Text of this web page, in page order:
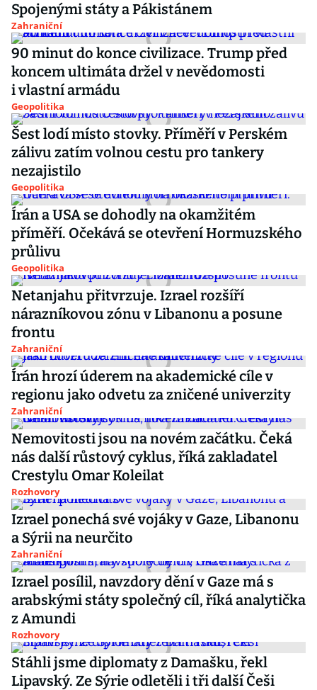
Spojenými státy a Pákistánem
Zahraniční
90 minut do konce civilizace. Trump před
koncem ultimáta držel v nevědomosti
i vlastní armádu
Geopolitika
Šest lodí místo stovky. Příměří v Perském
zálivu zatím volnou cestu pro tankery
nezajistilo
Geopolitika
Írán a USA se dohodly na okamžitém
příměří. Očekává se otevření Hormuzského
průlivu
Geopolitika
Netanjahu přitvrzuje. Izrael rozšíří
nárazníkovou zónu v Libanonu a posune
frontu
Zahraniční
Írán hrozí úderem na akademické cíle v
regionu jako odvetu za zničené univerzity
Zahraniční
Nemovitosti jsou na novém začátku. Čeká
nás další růstový cyklus, říká zakladatel
Crestylu Omar Koleilat
Rozhovory
Izrael ponechá své vojáky v Gaze, Libanonu
a Sýrii na neurčito
Zahraniční
Izrael posílil, navzdory dění v Gaze má s
arabskými státy společný cíl, říká analytička
z Amundi
Rozhovory
Stáhli jsme diplomaty z Damašku, řekl
Lipavský. Ze Sýrie odletěli i tři další Češi